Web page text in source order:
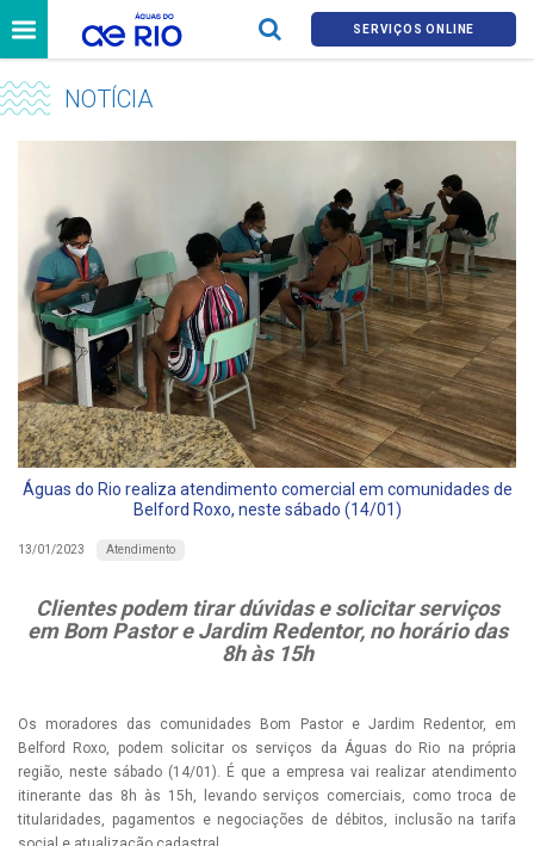
SERVIÇOS ONLINE
NOTÍCIA
Águas do Rio realiza atendimento comercial em comunidades de
Belford Roxo, neste sábado (14/01)
13/01/2023 Atendimento
Clientes podem tirar dúvidas e solicitar serviços
em Bom Pastor e Jardim Redentor, no horário das
8h às 15h
Os moradores das comunidades Bom Pastor e Jardim Redentor, em
Belford Roxo, podem solicitar os serviços da Águas do Rio na própria
região, neste sábado (14/01). É que a empresa vai realizar atendimento
itinerante das 8h às 15h, levando serviços comerciais, como troca de
titularidades, pagamentos e negociações de débitos, inclusão na tarifa